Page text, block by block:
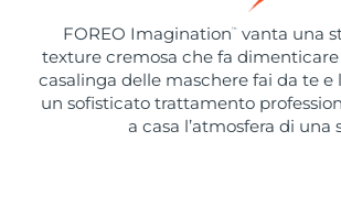
FOREO Imagination ™
vanta una
texture cremosa che fa
casalinga delle maschere fai da te e
un sofisticato trattamento
a casa l’atmosfera di una